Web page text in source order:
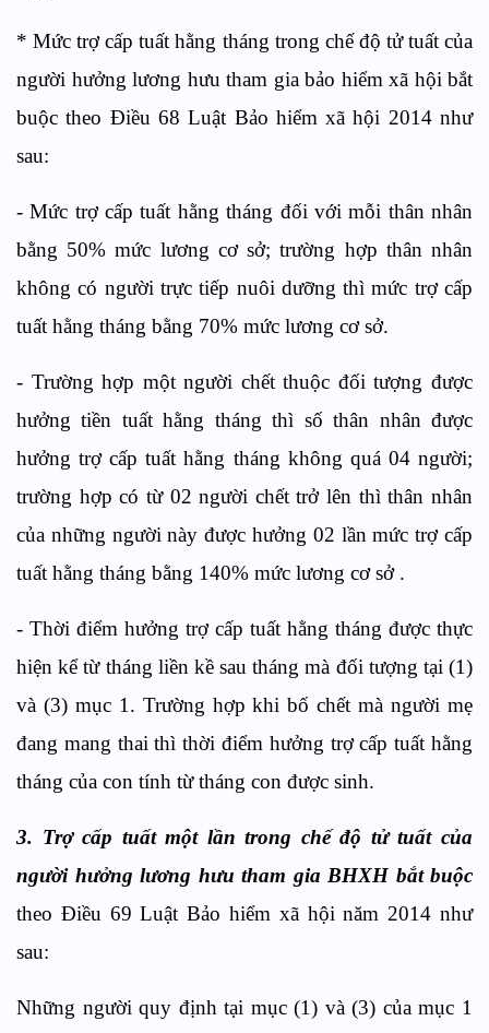
* Mức trợ cấp tuất hằng tháng trong chế độ tử tuất của
người hưởng lương hưu tham gia bảo hiểm xã hội bắt
buộc theo Điều 68 Luật Bảo hiểm xã hội 2014 như
sau:
- Mức trợ cấp tuất hằng tháng đối với mỗi thân nhân
bằng 50% mức lương cơ sở; trường hợp thân nhân
không có người trực tiếp nuôi dưỡng thì mức trợ cấp
tuất hằng tháng bằng 70% mức lương cơ sở.
- Trường hợp một người chết thuộc đối tượng được
hưởng tiền tuất hằng tháng thì số thân nhân được
hưởng trợ cấp tuất hằng tháng không quá 04 người;
trường hợp có từ 02 người chết trở lên thì thân nhân
của những người này được hưởng 02 lần mức trợ cấp
tuất hằng tháng bằng 140% mức lương cơ sở .
- Thời điểm hưởng trợ cấp tuất hằng tháng được thực
hiện kể từ tháng liền kề sau tháng mà đối tượng tại (1)
và (3) mục 1. Trường hợp khi bố chết mà người mẹ
đang mang thai thì thời điểm hưởng trợ cấp tuất hằng
tháng của con tính từ tháng con được sinh.
3. Trợ cấp tuất một lần trong chế độ tử tuất của
người hưởng lương hưu tham gia BHXH bắt buộc
theo Điều 69 Luật Bảo hiểm xã hội năm 2014 như
sau:
Những người quy định tại mục (1) và (3) của mục 1